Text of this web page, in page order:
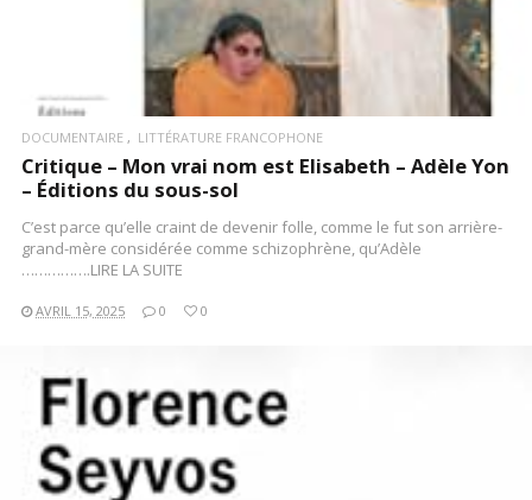
DOCUMENTAIRE LITTÉRATURE FRANCOPHONE
Critique – Mon vrai nom est Elisabeth – Adèle Yon
– Éditions du sous-sol
C’est parce qu’elle craint de devenir folle, comme le fut son arrière-
grand-mère considérée comme schizophrène, qu’Adèle
…………….LIRE LA SUITE
AVRIL 15, 2025 0 0